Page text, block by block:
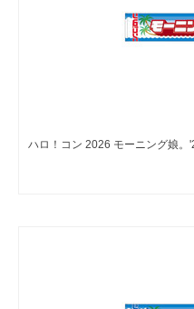
ハロ！コン 2026 モーニング娘。